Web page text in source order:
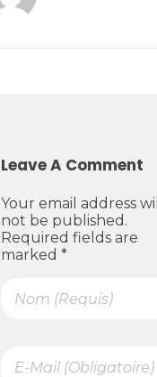
Leave A Comment
Your email address will
not be published.
Required fields are
marked *